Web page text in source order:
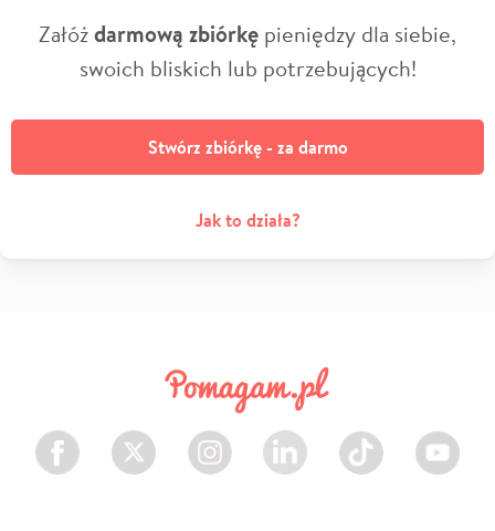
Załóżdarmową zbiórkę pieniędzy dla siebie,
swoich bliskich lub potrzebujących!
Stwórz zbiórkę - za darmo
Jak to działa?
Facebook Twitter Instagram LinkedIn TikTok Youtube